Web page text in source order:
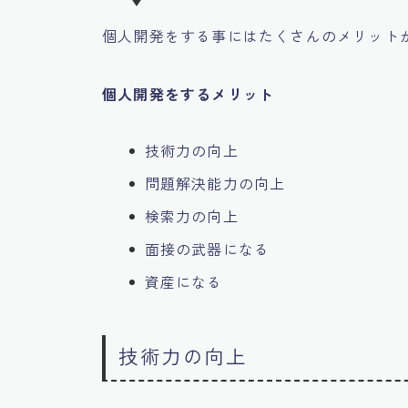
個人開発をする事にはたくさんのメリット
個人開発をするメリット
技術力の向上
問題解決能力の向上
検索力の向上
面接の武器になる
資産になる
技術力の向上